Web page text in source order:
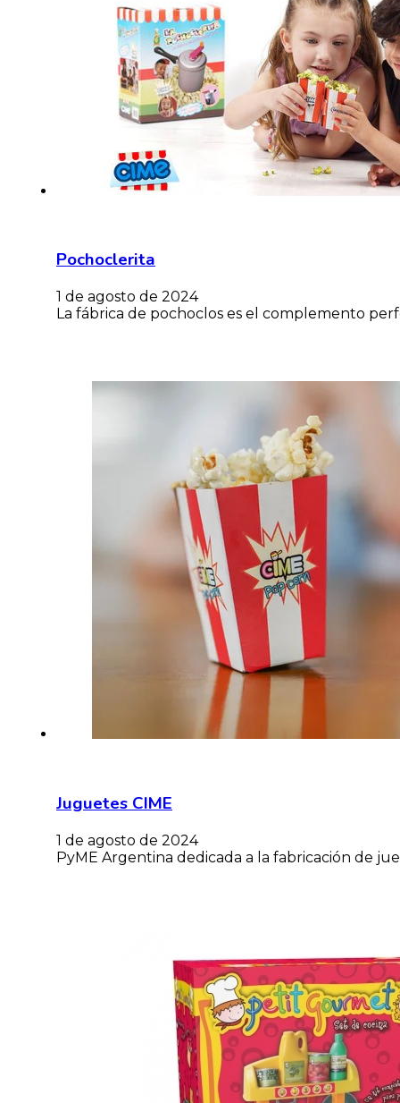
Pochoclerita
1 de agosto de 2024
La fábrica de pochoclos es el complemento
Juguetes CIME
1 de agosto de 2024
PyME Argentina dedicada a la fabricación de